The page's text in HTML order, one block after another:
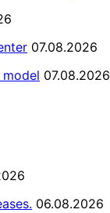
07.08.2026
07.08.2026
06.08.2026